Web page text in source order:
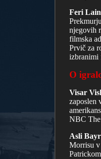
Feri
njegovih
filmska
Prvič za
izbranimi
O
Visar
zaposlen
NBC
Asli
Morrisu v